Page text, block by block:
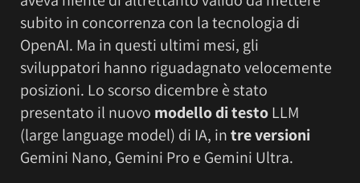
subito in concorrenza con la tecnologia di
OpenAI. Ma in questi ultimi mesi, gli
sviluppatori hanno riguadagnato velocemente
posizioni. Lo scorso dicembre è stato
presentato il nuovo modello di testoLLM
(large language model) di IA, intre versioni
Gemini Nano, Gemini Pro e Gemini Ultra.